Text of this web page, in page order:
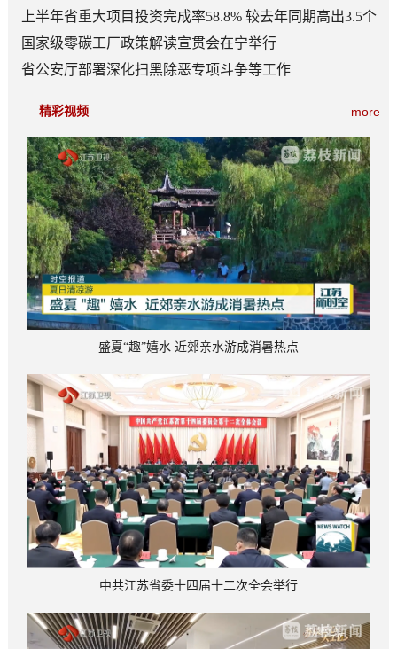
“老大难”
上半年省重大项目投资完成率58.8% 较去年同期高出3.5个
百分点
国家级零碳工厂政策解读宣贯会在宁举行
省公安厅部署深化扫黑除恶专项斗争等工作
more
精彩视频
盛夏“趣”嬉水 近郊亲水游成消暑热点
中共江苏省委十四届十二次全会举行